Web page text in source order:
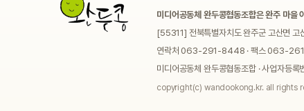
미디어공동체 완두콩협동조합은 완주 마을
[55311] 전북특별자치도 완주군 고산면
연락처 063-291-8448 · 팩스 063-
미디어공동체 완두콩협동조합 · 사업자
copyright(c) wandookong.kr. all rights